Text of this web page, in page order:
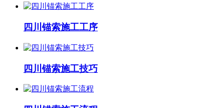
四川锚索施工工序
四川锚索施工技巧